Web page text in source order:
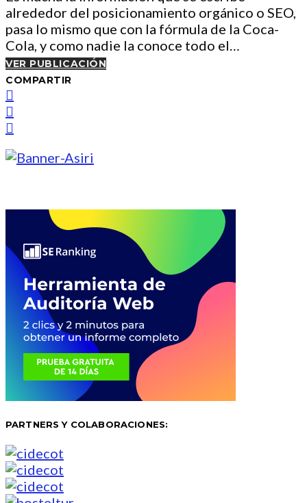
alrededor del posicionamiento orgánico o SEO,
pasa lo mismo que con la fórmula de la Coca-
Cola, y como nadie la conoce todo el…
VER PUBLICACIÓN
COMPARTIR
PARTNERS Y COLABORACIONES: